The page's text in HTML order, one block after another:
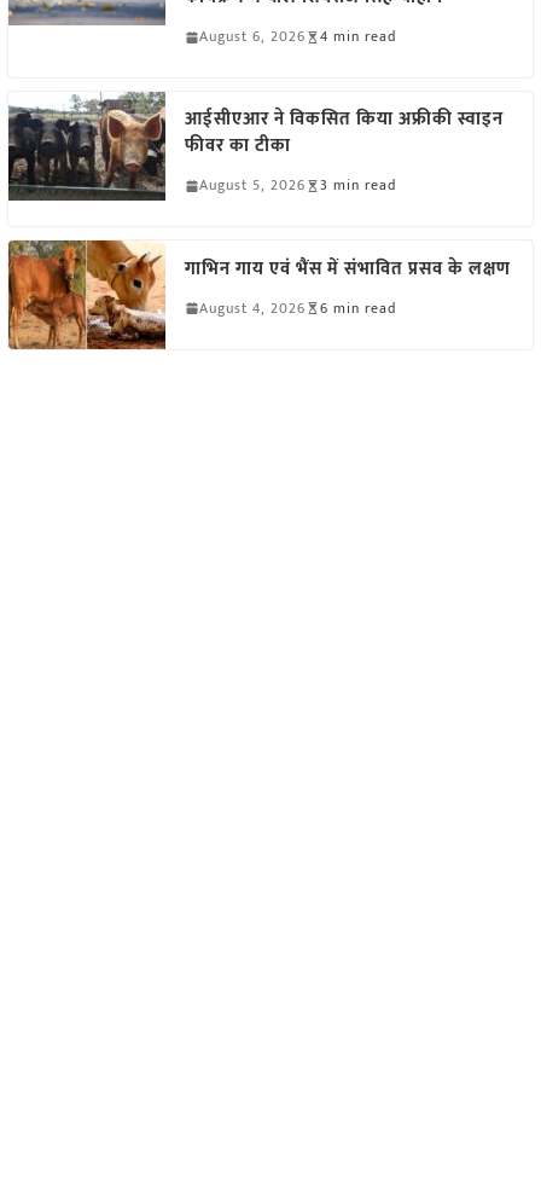
August 6, 2026 4 min read
आईसीएआर ने विकसित किया अफ्रीकी स्वाइन
फीवर का टीका
August 5, 2026 3 min read
गाभिन गाय एवं भैंस में संभावित प्रसव के लक्षण
August 4, 2026 6 min read